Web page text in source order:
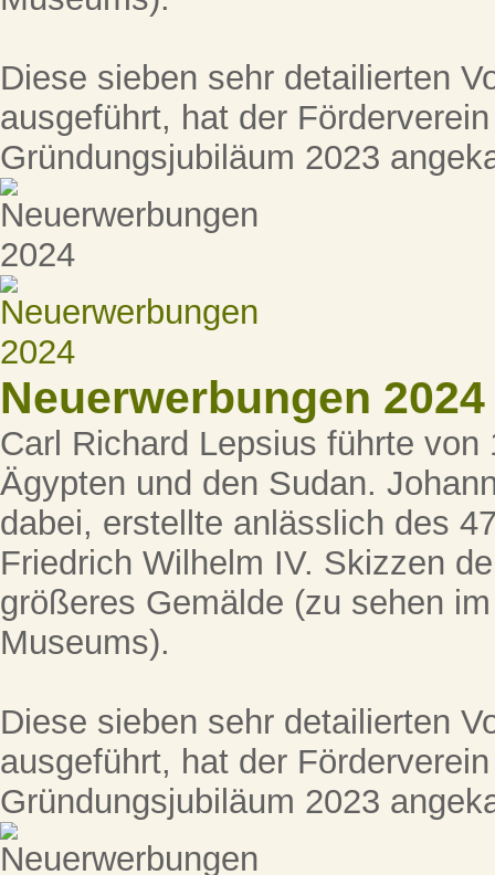
Diese sieben sehr detailierten
ausgeführt, hat der
Gründungsjubiläum 2023
Neuerwerbungen 2024
Carl Richard Lepsius führte
Ägypten und den Sudan.
dabei, erstellte anlässlich des
Friedrich Wilhelm IV. Skizzen
größeres Gemälde (zu sehen
Museums).
Diese sieben sehr detailierten
ausgeführt, hat der
Gründungsjubiläum 2023